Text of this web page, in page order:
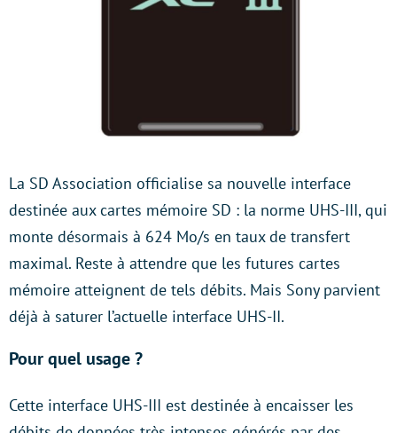
La SD Association officialise sa nouvelle interface
destinée aux cartes mémoire SD : la norme UHS-III, qui
monte désormais à 624 Mo/s en taux de transfert
maximal. Reste à attendre que les futures cartes
mémoire atteignent de tels débits. Mais Sony parvient
déjà à saturer l’actuelle interface UHS-II.
Pour quel usage ?
Cette interface UHS-III est destinée à encaisser les